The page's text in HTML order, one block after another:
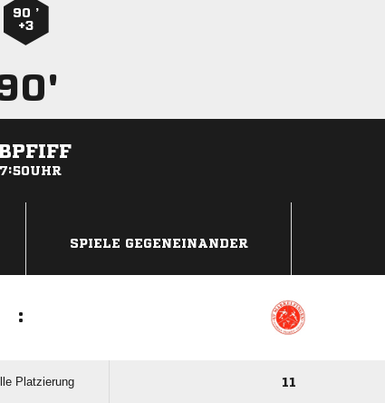
90 ’
+3
SPIELE GEGENEINANDER
:
Platzierung 11